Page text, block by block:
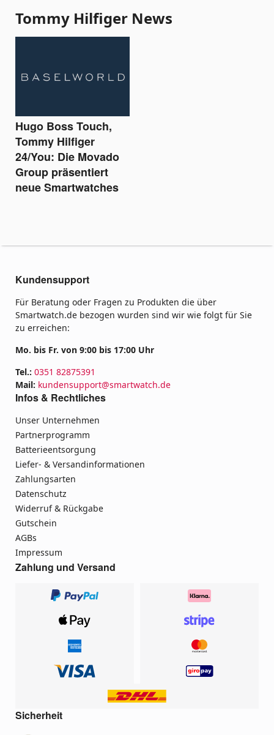
Tommy Hilfiger News
Hugo Boss Touch,
Tommy Hilfiger
24/You: Die Movado
Group präsentiert
neue Smartwatches
Kundensupport
Für Beratung oder Fragen zu Produkten die über
Smartwatch.de bezogen wurden sind wir wie folgt für Sie
zu erreichen:
Mo. bis Fr. von 9:00 bis 17:00 Uhr
Tel.: 0351 82875391
Mail: kundensupport@smartwatch.de
Infos & Rechtliches
Unser Unternehmen
Partnerprogramm
Batterieentsorgung
Liefer- & Versandinformationen
Zahlungsarten
Datenschutz
Widerruf & Rückgabe
Gutschein
AGBs
Impressum
Zahlung und Versand
Sicherheit